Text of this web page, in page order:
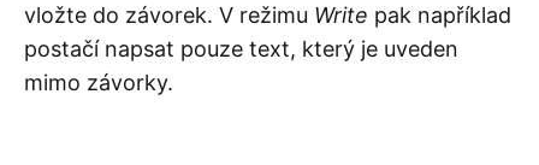
vložte do závorek. V režimu Write pak například
postačí napsat pouze text, který je uveden
mimo závorky.